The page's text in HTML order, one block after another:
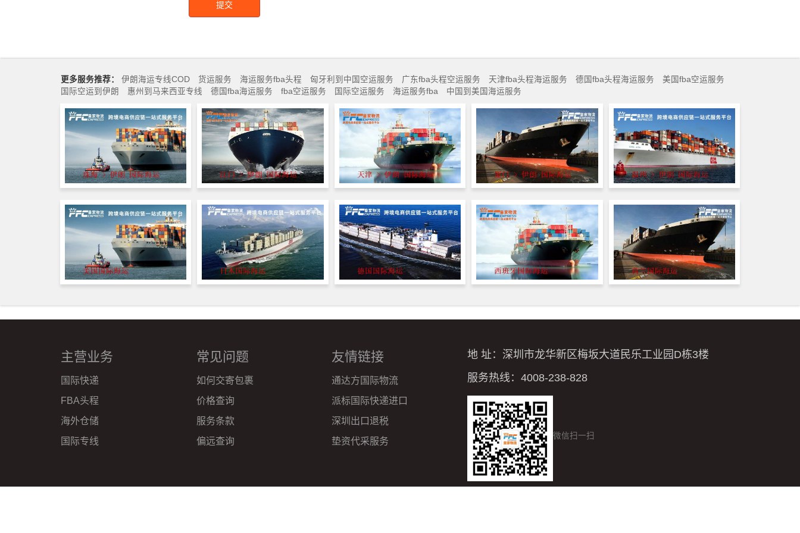
提交
更多服务推荐： 伊朗海运专线COD 货运服务 海运服务fba头程 匈牙利到中国空运服务 广东fba头程空运服务 天津fba头程海运服务 德国fba头程海运服务
美国fba空运服务
国际空运到伊朗
惠州到马来西亚专线 德国fba海运服务 fba空运服务 国际空运服务 海运服务fba 中国到美国海运服务
地 址：深圳市龙华新区梅坂大道民乐工业园D栋3楼
服务热线：4008-238-828
微信扫一扫
主营业务
国际快递
FBA头程
海外仓储
国际专线
常见问题
如何交寄包裹
价格查询
服务条款
偏远查询
友情链接
通达方国际物流
派标国际快递进口
深圳出口退税
垫资代采服务